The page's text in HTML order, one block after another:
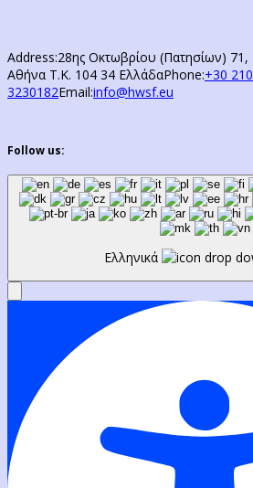
Address:28ης Οκτωβρίου (Πατησίων) 71,
Αθήνα Τ.Κ. 104 34 ΕλλάδαPhone:+30 210
3230182Email:info@hwsf.eu
Follow us:
Ελληνικά